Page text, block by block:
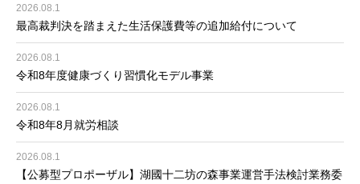
2026.08.1
最高裁判決を踏まえた生活保護費等の追加給付について
2026.08.1
令和8年度健康づくり習慣化モデル事業
2026.08.1
令和8年8月就労相談
2026.08.1
【公募型プロポーザル】湖國十二坊の森事業運営手法検討業務委